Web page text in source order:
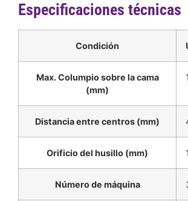
Especificaciones técnicas
Condición
Max. Columpio sobre la cama
(mm)
Distancia entre centros (mm)
Orificio del husillo (mm)
Número de máquina